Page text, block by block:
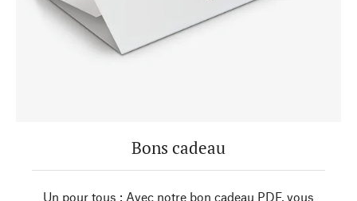
Bons cadeau
Un pour tous : Avec notre bon cadeau PDF, vous